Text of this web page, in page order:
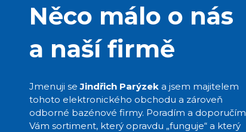
Něco málo o nás
a naší firmě
Jmenuji seJindřich Parýzeka jsem majitelem
tohoto elektronického obchodu a zároveň
odborné bazénové firmy. Poradím a doporučím
Vám sortiment, který opravdu „funguje“ a který